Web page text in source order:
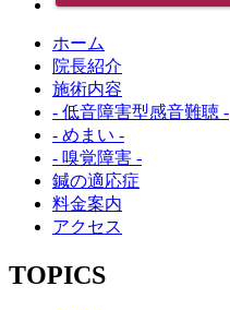
ホーム
院長紹介
施術内容
- 低音障害型感音難聴 -
- めまい -
- 嗅覚障害 -
鍼の適応症
料金案内
アクセス
TOPICS